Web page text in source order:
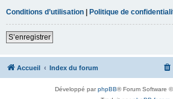
Conditions d’utilisation | Politique de
S’enregistrer
Accueil Index du forum
Développé parphpBB® Forum Software